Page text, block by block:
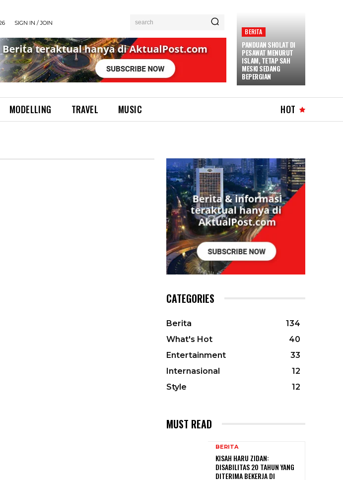
SIGN IN / JOIN search
BERITA
PANDUAN SHOLAT DI
PESAWAT MENURUT
ISLAM, TETAP SAH
MESKI SEDANG
BEPERGIAN
MODELLING TRAVEL MUSIC HOT
CATEGORIES
Berita
134
What's Hot
40
Entertainment
33
Internasional
12
Style
12
MUST READ
BERITA
KISAH HARU ZIDAN:
DISABILITAS 20 TAHUN YANG
DITERIMA BEKERJA DI